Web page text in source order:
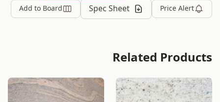
Price Alert
Spec Sheet
Add to Board
Related Products